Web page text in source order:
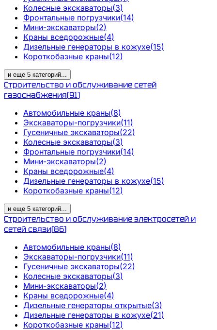
Колесные экскаваторы(3)
Фронтальные погрузчики(14)
Мини-экскаваторы(2)
Краны вседорожные(4)
Дизельные генераторы в кожухе(15)
Короткобазные краны(12)
и еще 5 категорий...
Строительство и обслуживание сетей
газоснабжения(91)
Автомобильные краны(8)
Экскаваторы-погрузчики(11)
Гусеничные экскаваторы(22)
Колесные экскаваторы(3)
Фронтальные погрузчики(14)
Мини-экскаваторы(2)
Краны вседорожные(4)
Дизельные генераторы в кожухе(15)
Короткобазные краны(12)
и еще 5 категорий...
Строительство и обслуживание электросетей и
сетей связи(86)
Автомобильные краны(8)
Экскаваторы-погрузчики(11)
Гусеничные экскаваторы(22)
Колесные экскаваторы(3)
Мини-экскаваторы(2)
Краны вседорожные(4)
Дизельные генераторы открытые(3)
Дизельные генераторы в кожухе(21)
Короткобазные краны(12)